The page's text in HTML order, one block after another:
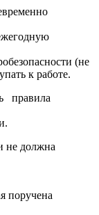
(не
к работе.
правила
не должна
поручена